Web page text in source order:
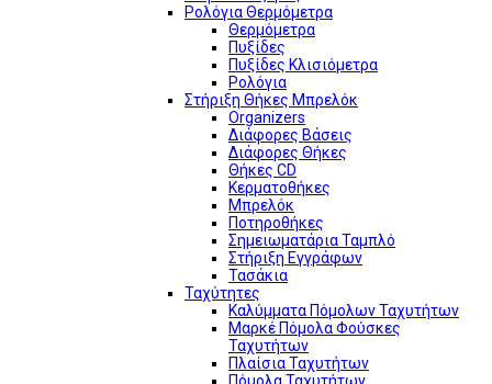
Ρολόγια Θερμόμετρα
Θερμόμετρα
Πυξίδες
Πυξίδες Κλισιόμετρα
Ρολόγια
Στήριξη Θήκες Μπρελόκ
Organizers
Διάφορες Βάσεις
Διάφορες Θήκες
Θήκες CD
Κερματοθήκες
Μπρελόκ
Ποτηροθήκες
Σημειωματάρια Ταμπλό
Στήριξη Εγγράφων
Τασάκια
Ταχύτητες
Καλύμματα Πόμολων Ταχυτήτων
Μαρκέ Πόμολα Φούσκες
Ταχυτήτων
Πλαίσια Ταχυτήτων